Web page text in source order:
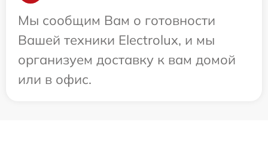
Мы сообщим Вам о готовности
Вашей техники Electrolux, и мы
организуем доставку к вам домой
или в офис.